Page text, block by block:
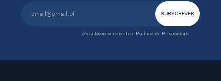
Ao subscrever aceito a Política de Privacidade